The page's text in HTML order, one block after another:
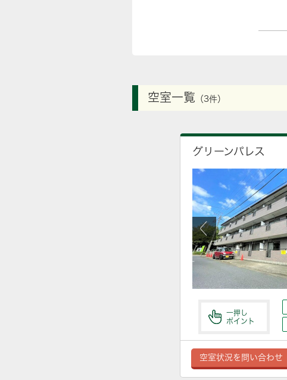
空室一覧 （3件）
グリーンパレス
一押し
ポイント
空室状況を問い合わせ